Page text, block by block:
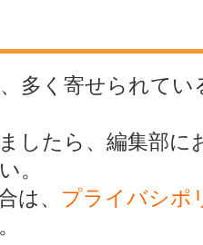
多く寄せられてい
したら、編集部
。
は、 プライバシポ